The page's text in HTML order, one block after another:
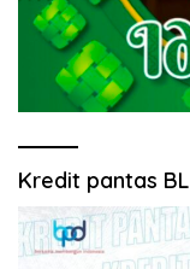
Kredit pantas BL